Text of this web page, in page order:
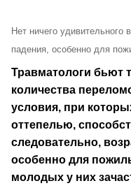
Нет ничего удивительного
падения, особенно для
Травматологи бьют
количества
условия, при
оттепелью,
следовательно,
особенно для
молодых у них